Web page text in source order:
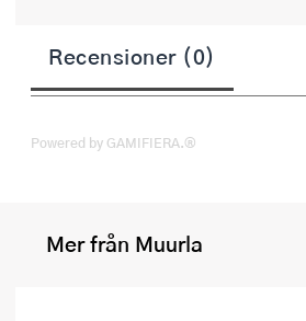
Recensioner (0)
Powered by GAMIFIERA.®
Mer från Muurla